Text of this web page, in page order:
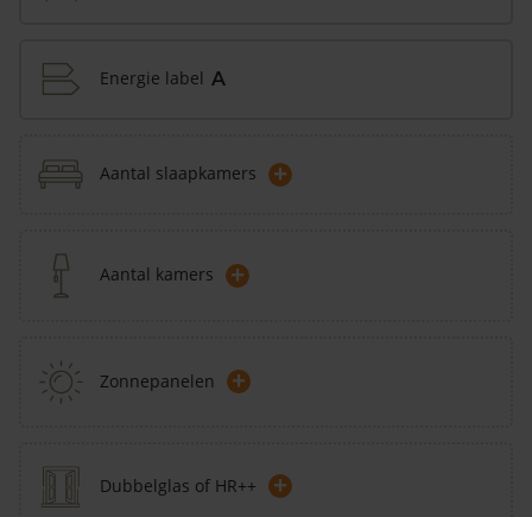
Energie label A
Aantal slaapkamers +
Aantal kamers +
Zonnepanelen +
Dubbelglas of HR++ +